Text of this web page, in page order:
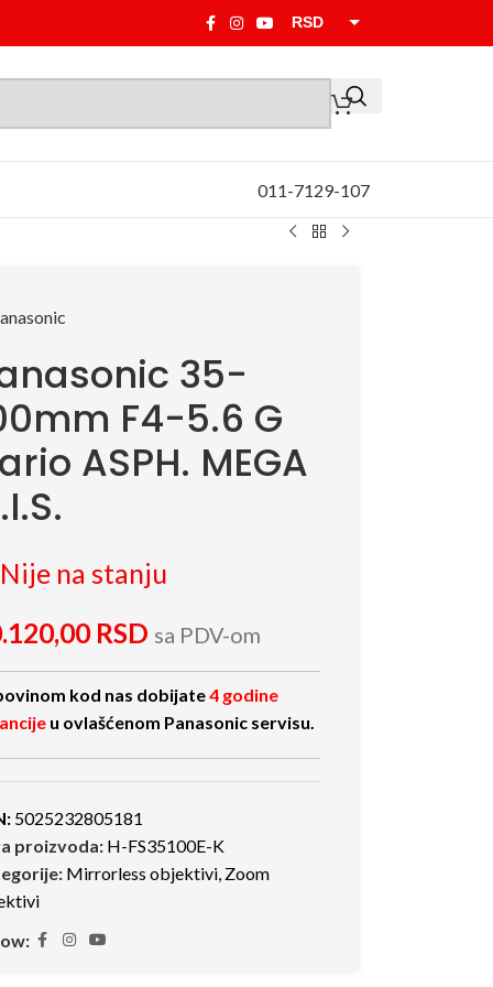
RSD
011-7129-107
35-
F4-5.6 G
ASPH. MEGA
na stanju
RSD sa PDV-om
kod nas dobijate4 godine
u ovlašćenom Panasonic servisu.
5025232805181
proizvoda: H-FS35100E-K
Mirrorless objektivi, Zoom